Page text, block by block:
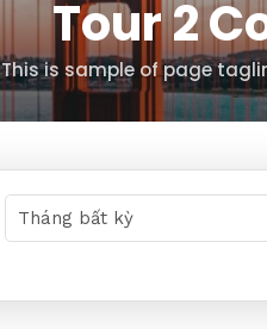
Tour 2
This is sample of page